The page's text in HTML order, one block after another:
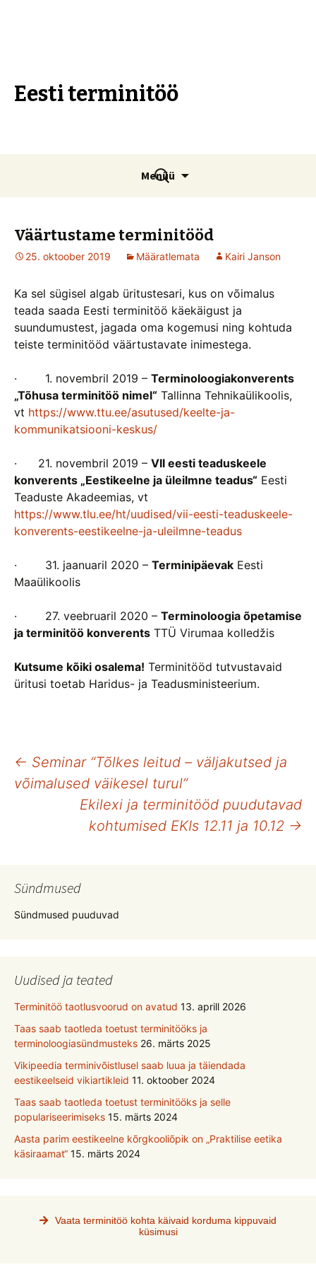
Eesti terminitöö
Menüü
juurde
Otsi:
Väärtustame terminitööd
25. oktoober 2019 Määratlemata Kairi Janson
Ka sel sügisel algab üritustesari, kus on võimalus
teada saada Eesti terminitöö käekäigust ja
suundumustest, jagada oma kogemusi ning kohtuda
teiste terminitööd väärtustavate inimestega.
· 1. novembril 2019 – Terminoloogiakonverents
„Tõhusa terminitöö nimel“ Tallinna Tehnikaülikoolis,
vt https://www.ttu.ee/asutused/keelte-ja-
kommunikatsiooni-keskus/
· 21. novembril 2019 – VII eesti teaduskeele
konverents „Eestikeelne ja üleilmne teadus“ Eesti
Teaduste Akadeemias, vt
https://www.tlu.ee/ht/uudised/vii-eesti-teaduskeele-
konverents-eestikeelne-ja-uleilmne-teadus
· 31. jaanuaril 2020 – Terminipäevak Eesti
Maaülikoolis
· 27. veebruaril 2020 – Terminoloogia õpetamise
ja terminitöö konverents TTÜ Virumaa kolledžis
Kutsume kõiki osalema! Terminitööd tutvustavaid
üritusi toetab Haridus- ja Teadusministeerium.
Postituste
töölaud
← Seminar “Tõlkes leitud – väljakutsed ja
võimalused väikesel turul”
Ekilexi ja terminitööd puudutavad
kohtumised EKIs 12.11 ja 10.12 →
Sündmused
Sündmused puuduvad
Uudised ja teated
Terminitöö taotlusvoorud on avatud 13. aprill 2026
Taas saab taotleda toetust terminitööks ja
terminoloogiasündmusteks 26. märts 2025
Vikipeedia terminivõistlusel saab luua ja täiendada
eestikeelseid vikiartikleid 11. oktoober 2024
Taas saab taotleda toetust terminitööks ja selle
populariseerimiseks 15. märts 2024
Aasta parim eestikeelne kõrgkooliõpik on „Praktilise eetika
käsiraamat“ 15. märts 2024
Vaata terminitöö kohta käivaid korduma kippuvaid
küsimusi